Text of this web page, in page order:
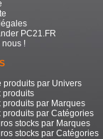
PC21.FR
nous !
produits par Univers
produits
produits par Marques
produits par Catégories
stocks par Marques
stocks par Catégories